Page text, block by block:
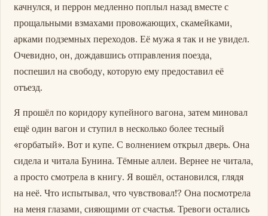
качнулся, и перрон медленно поплыл назад вместе с
прощальными взмахами провожающих, скамейками,
арками подземных переходов. Её мужа я так и не увидел.
Очевидно, он, дождавшись отправления поезда,
поспешил на свободу, которую ему предоставил её
отъезд.
Я прошёл по коридору купейного вагона, затем миновал
ещё один вагон и ступил в несколько более тесный
«горбатый». Вот и купе. С волнением открыл дверь. Она
сидела и читала Бунина. Тёмные аллеи. Вернее не читала,
а просто смотрела в книгу. Я вошёл, остановился, глядя
на неё. Что испытывал, что чувствовал!? Она посмотрела
на меня глазами, сияющими от счастья. Тревоги остались